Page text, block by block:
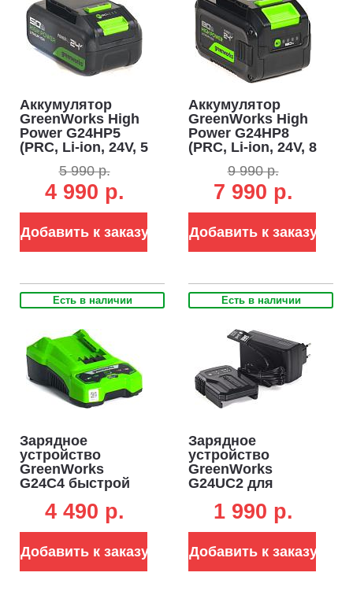
Аккумулятор
GreenWorks High
Power G24HP5
(PRC, Li-ion, 24V, 5
5 990 р.
4 990 р.
Добавить к заказу
Аккумулятор
GreenWorks High
Power G24HP8
(PRC, Li-ion, 24V, 8
9 990 р.
7 990 р.
Добавить к заказу
Есть в наличии
Зарядное
устройство
GreenWorks
G24C4 быстрой
аккумуляторов
4 490 p.
Добавить к заказу
Есть в наличии
Зарядное
устройство
GreenWorks
G24UC2 для
24В (2 А)
1 990 p.
Добавить к заказу